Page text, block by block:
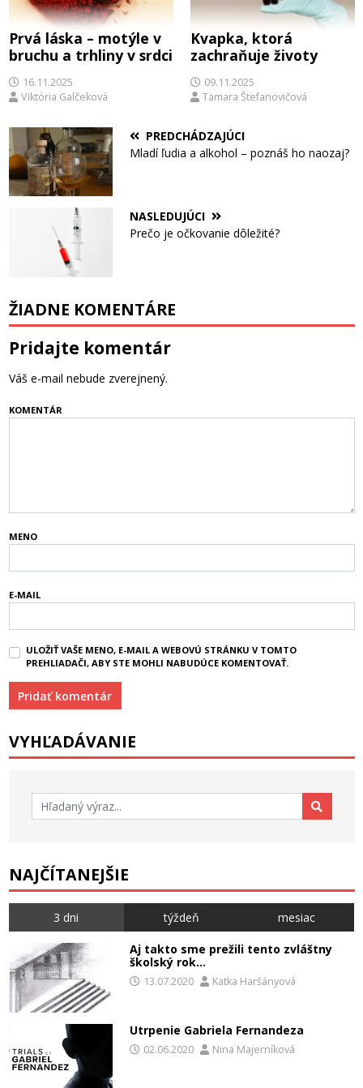
Prvá láska – motýle v
bruchu a trhliny v srdci
16.11.2025
Viktória Galčeková
Kvapka, ktorá
zachraňuje životy
09.11.2025
Tamara Štefanovičová
PREDCHÁDZAJÚCI
Mladí ľudia a alkohol – poznáš ho naozaj?
NASLEDUJÚCI
Prečo je očkovanie dôležité?
ŽIADNE KOMENTÁRE
Pridajte komentár
Váš e-mail nebude zverejnený.
KOMENTÁR
MENO
E-MAIL
ULOŽIŤ VAŠE MENO, E-MAIL A WEBOVÚ STRÁNKU V TOMTO
PREHLIADAČI, ABY STE MOHLI NABUDÚCE KOMENTOVAŤ.
VYHĽADÁVANIE
Hľadať:
NAJČÍTANEJŠIE
3 dni týždeň mesiac
Aj takto sme prežili tento zvláštny
školský rok…
13.07.2020 Katka Haršányová
Utrpenie Gabriela Fernandeza
02.06.2020 Nina Majerníková